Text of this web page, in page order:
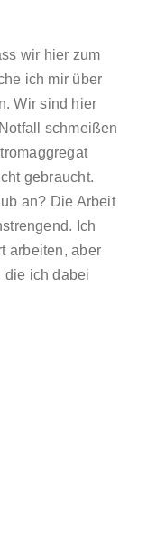
wir hier zum
ich mir über
Wir sind hier
schmeißen
gebraucht.
an? Die Arbeit
Ich
arbeiten, aber
die ich dabei